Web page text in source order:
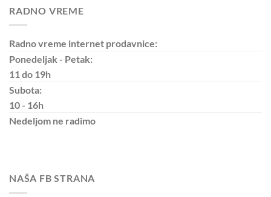
RADNO VREME
Radno vreme internet prodavnice:
Ponedeljak - Petak:
11 do 19h
Subota:
10 - 16h
Nedeljom ne radimo
NAŠA FB STRANA